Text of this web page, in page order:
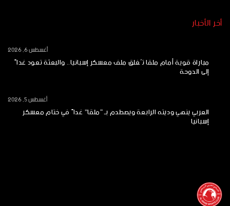
أخر الأخبار
مباراة قوية أمام ملقا تُغلق ملف معسكر إسبانيا.. والبعثة تعود غداً
إلى الدوحة
أغسطس 6, 2026
العربي ينهي وديته الرابعة ويصطدم بـ “ملقا” غداً في ختام معسكر
إسبانيا
أغسطس 5, 2026